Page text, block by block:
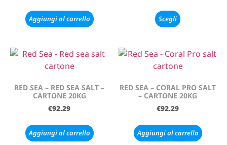
Aggiungi al carrello Scegli
RED SEA – RED SEA SALT –
CARTONE 20KG
€92.29
Aggiungi al carrello
RED SEA – CORAL PRO SALT
– CARTONE 20KG
€92.29
Aggiungi al carrello